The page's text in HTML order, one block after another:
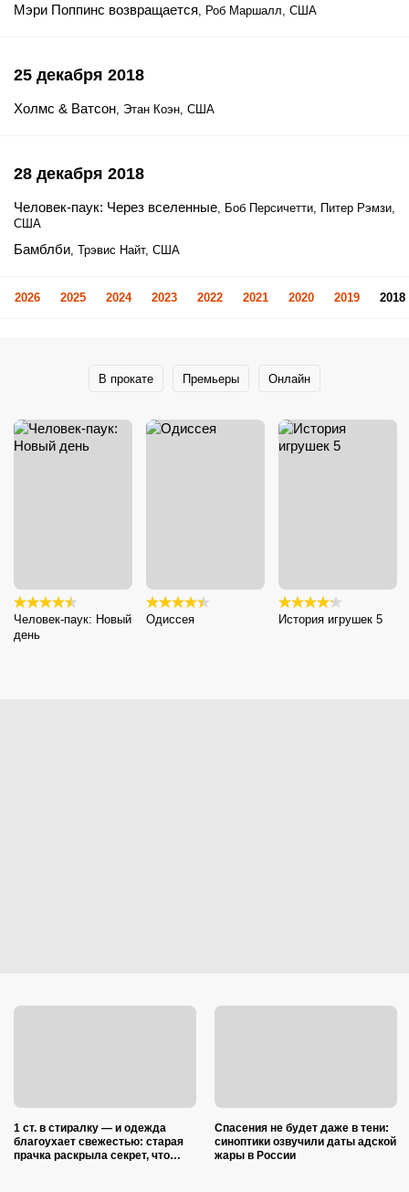
Мэри Поппинс возвращается, Роб Маршалл, США
25 декабря 2018
Холмс & Ватсон, Этан Коэн, США
28 декабря 2018
Человек-паук: Через вселенные, Боб Персичетти, Питер Рэмзи,
США
Бамблби, Трэвис Найт, США
2026 2025 2024 2023 2022 2021 2020 2019 2018
В прокате Премьеры Онлайн
Человек-паук: Новый
день
Одиссея История игрушек 5
1 ст. в стиралку — и одежда
благоухает свежестью: старая
прачка раскрыла секрет, что
Спасения не будет даже в тени:
синоптики озвучили даты адской
жары в России